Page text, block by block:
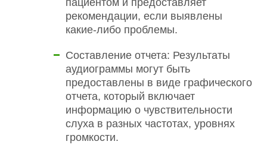
рекомендации, если выявлены
какие-либо проблемы.
Составление отчета: Результаты
аудиограммы могут быть
предоставлены в виде графического
отчета, который включает
информацию о чувствительности
слуха в разных частотах, уровнях
громкости.